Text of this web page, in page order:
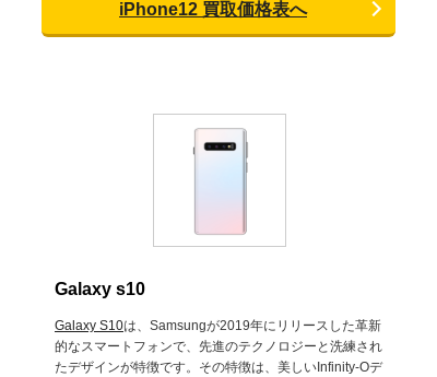
iPhone12 買取価格表へ
Galaxy s10
Galaxy S10は、Samsungが2019年にリリースした革新
的なスマートフォンで、先進のテクノロジーと洗練され
たデザインが特徴です。その特徴は、美しいInfinity-Oデ